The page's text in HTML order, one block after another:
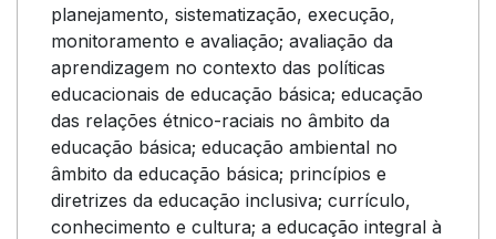
planejamento, sistematização, execução,
monitoramento e avaliação; avaliação da
aprendizagem no contexto das políticas
educacionais de educação básica; educação
das relações étnico-raciais no âmbito da
educação básica; educação ambiental no
âmbito da educação básica; princípios e
diretrizes da educação inclusiva; currículo,
conhecimento e cultura; a educação integral à